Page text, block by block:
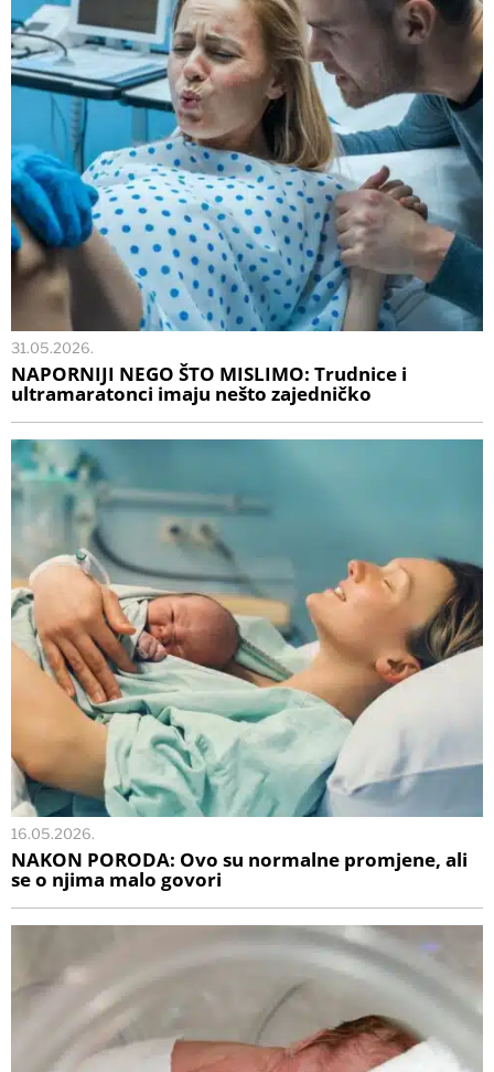
31.05.2026.
NAPORNIJI NEGO ŠTO MISLIMO: Trudnice i
ultramaratonci imaju nešto zajedničko
16.05.2026.
NAKON PORODA: Ovo su normalne promjene, ali
se o njima malo govori